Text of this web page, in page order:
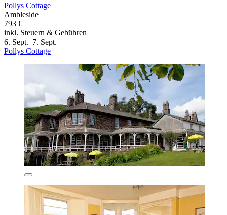
Pollys Cottage
Ambleside
793 €
inkl. Steuern & Gebühren
6. Sept.–7. Sept.
Pollys Cottage